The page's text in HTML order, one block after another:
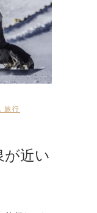
旅行
が近い